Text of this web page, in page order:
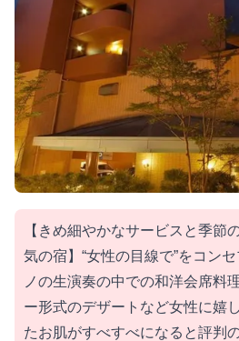
【きめ細やかなサービスと季節
気の宿】“女性の目線で”をコン
ノの生演奏の中での和洋会席料
ー形式のデザートなど女性に嬉
たお肌がすべすべになると評判